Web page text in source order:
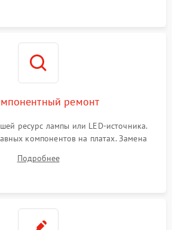
ремонт
ресурс лампы или LED-источника.
компонентов на платах. Замена
установка нового цветового
сгоревших поляризационных
Подробнее